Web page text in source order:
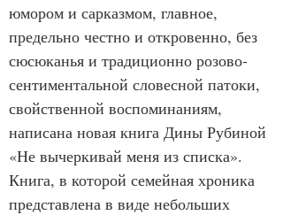
юмором и сарказмом, главное,
предельно честно и откровенно, без
сюсюканья и традиционно розово-
сентиментальной словесной патоки,
свойственной воспоминаниям,
написана новая книга Дины Рубиной
«Не вычеркивай меня из списка».
Книга, в которой семейная хроника
представлена в виде небольших